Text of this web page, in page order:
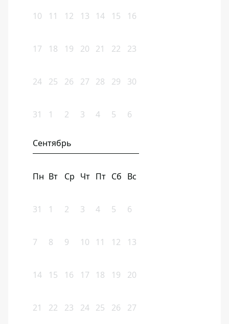
10 11 12 13 14 15 16
17 18 19 20 21 22 23
24 25 26 27 28 29 30
31 1 2 3 4 5 6
Сентябрь
Пн Вт Ср Чт Пт Сб Вс
31 1 2 3 4 5 6
7 8 9 10 11 12 13
14 15 16 17 18 19 20
21 22 23 24 25 26 27